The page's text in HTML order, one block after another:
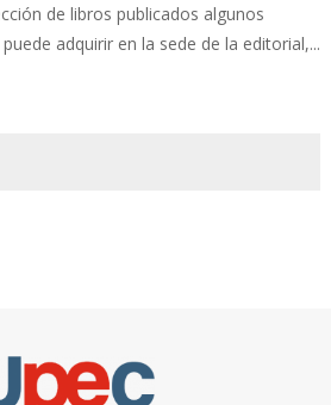
de libros publicados algunos
adquirir en la sede de la editorial,...